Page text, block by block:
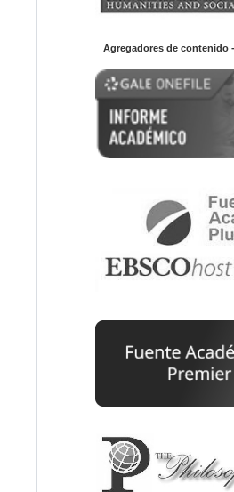
Agregadores de contenido